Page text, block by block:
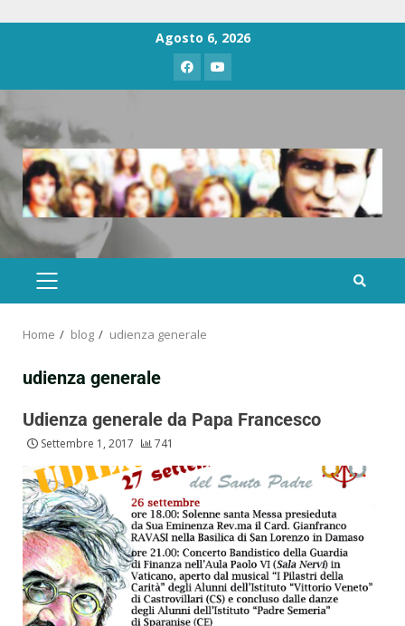
Agosto 6, 2026
Home blog udienza generale
udienza generale
Udienza generale da Papa Francesco
Settembre 1, 2017 741